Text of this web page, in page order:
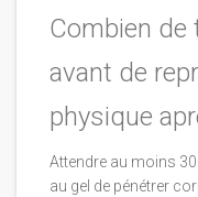
Combien de
avant de
physique
Attendre au moins
au gel de pénétrer